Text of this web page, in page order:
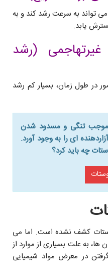
تواند به سرعت رشد کند و به
یابد.
(رشد
در طول زمان، بسيار کم رشد
موجب تنگی و مسدود شدن
ای را به وجود آورد.
چه باید کرد؟
کشف نشده است. اما مى
به علت بسیاری از موارد از
در معرض مواد شیمیایی